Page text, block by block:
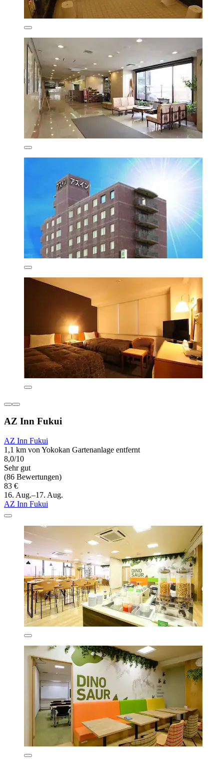
AZ Inn Fukui
AZ Inn Fukui
1,1 km von Yokokan Gartenanlage entfernt
8,0/10
Sehr gut
(86 Bewertungen)
83 €
16. Aug.–17. Aug.
AZ Inn Fukui